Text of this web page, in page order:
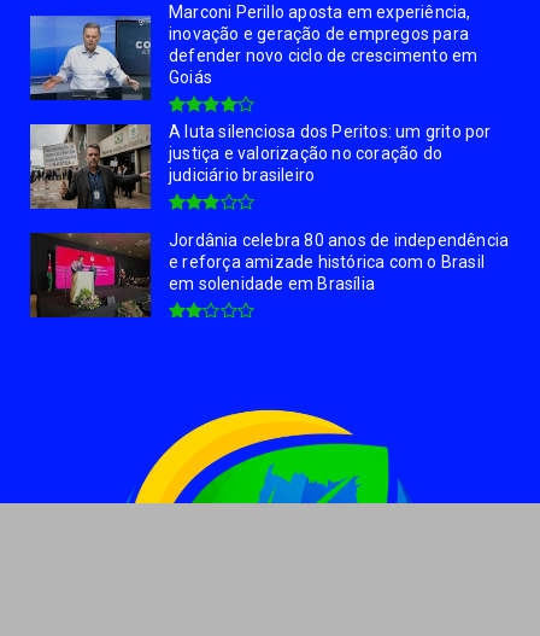
Marconi Perillo aposta em experiência,
inovação e geração de empregos para
defender novo ciclo de crescimento em
Goiás
A luta silenciosa dos Peritos: um grito por
justiça e valorização no coração do
judiciário brasileiro
Jordânia celebra 80 anos de independência
e reforça amizade histórica com o Brasil
em solenidade em Brasília